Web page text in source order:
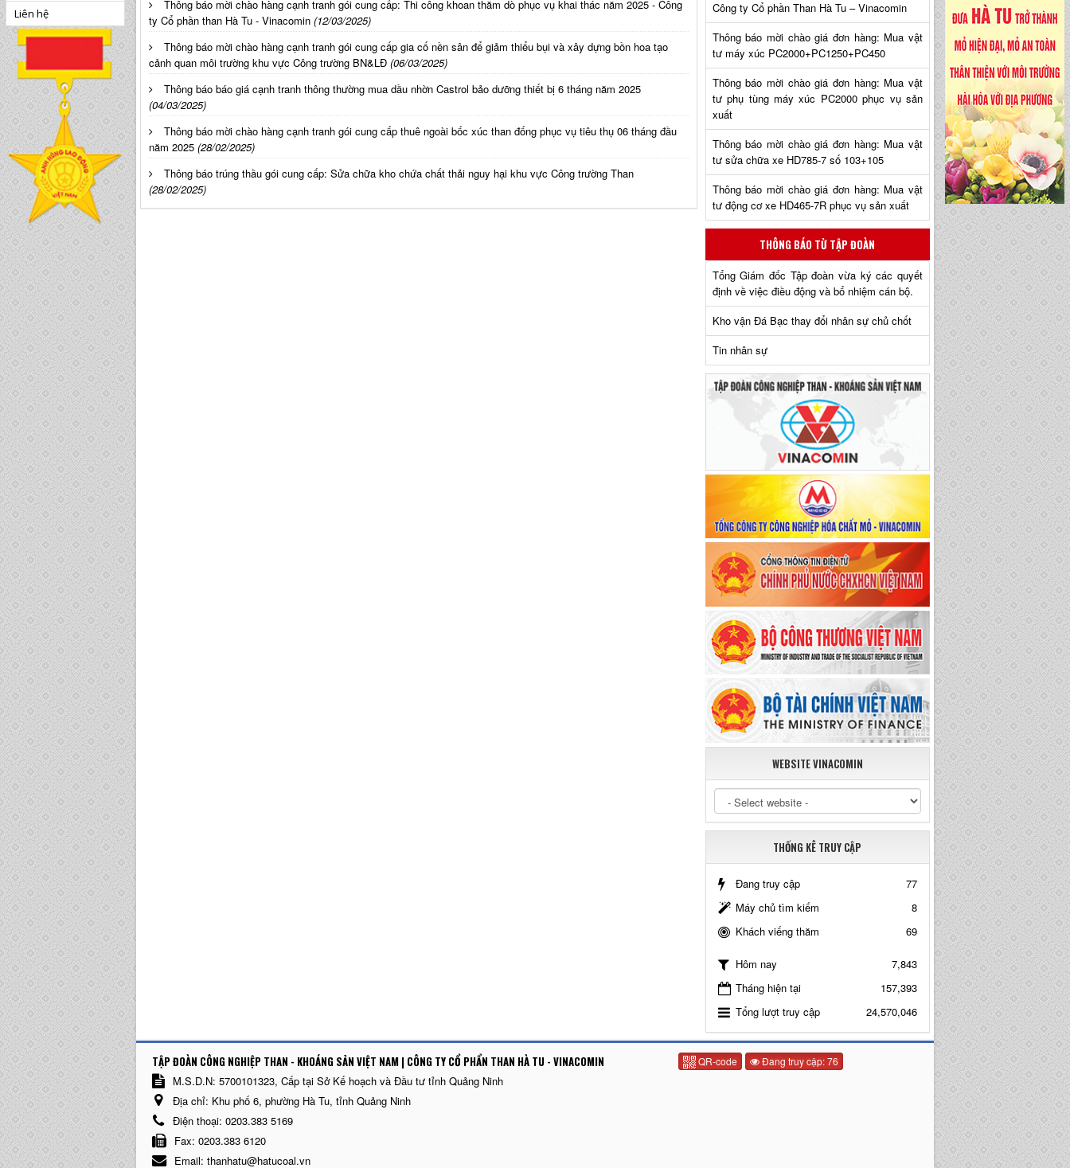
Thông báo mời chào hàng cạnh tranh gói cung cấp: Thi công khoan thăm dò phục vụ khai thác năm 2025 - Công
ty Cổ phần than Hà Tu - Vinacomin (12/03/2025)
Thông báo mời chào hàng cạnh tranh gói cung cấp gia cố nền sân để giảm thiểu bụi và xây dựng bồn hoa tạo
cảnh quan môi trường khu vực Công trường BN&LĐ (06/03/2025)
Thông báo báo giá cạnh tranh thông thường mua dầu nhờn Castrol bảo dưỡng thiết bị 6 tháng năm 2025
(04/03/2025)
Thông báo mời chào hàng cạnh tranh gói cung cấp thuê ngoài bốc xúc than đống phục vụ tiêu thụ 06 tháng đầu
năm 2025 (28/02/2025)
Thông báo trúng thầu gói cung cấp: Sửa chữa kho chứa chất thải nguy hại khu vực Công trường Than
(28/02/2025)
Công ty Cổ phần Than Hà Tu – Vinacomin
Thông báo mời chào giá đơn hàng: Mua vật
tư máy xúc PC2000+PC1250+PC450
Thông báo mời chào giá đơn hàng: Mua vật
tư phụ tùng máy xúc PC2000 phục vụ sản
xuất
Thông báo mời chào giá đơn hàng: Mua vật
tư sửa chữa xe HD785-7 số 103+105
Thông báo mời chào giá đơn hàng: Mua vật
tư động cơ xe HD465-7R phục vụ sản xuất
THÔNG BÁO TỪ TẬP ĐOÀN
Tổng Giám đốc Tập đoàn vừa ký các quyết
định về việc điều động và bổ nhiệm cán bộ.
Kho vận Đá Bạc thay đổi nhân sự chủ chốt
Tin nhân sự
WEBSITE VINACOMIN
THỐNG KÊ TRUY CẬP
Đang truy cập
77
Máy chủ tìm kiếm
8
Khách viếng thăm
69
Hôm nay
7,843
Tháng hiện tại
157,393
Tổng lượt truy cập
24,570,046
TẬP ĐOÀN CÔNG NGHIỆP THAN - KHOÁNG SẢN VIỆT NAM | CÔNG TY CỔ PHẨN THAN HÀ TU - VINACOMIN
M.S.D.N: 5700101323, Cấp tại Sở Kế hoạch và Đầu tư tỉnh Quảng Ninh
Địa chỉ: Khu phố 6, phường Hà Tu, tỉnh Quảng Ninh
Điện thoại: 0203.383 5169
Fax: 0203.383 6120
Email: thanhatu@hatucoal.vn
QR-code Đang truy cập: 76
Liên hệ